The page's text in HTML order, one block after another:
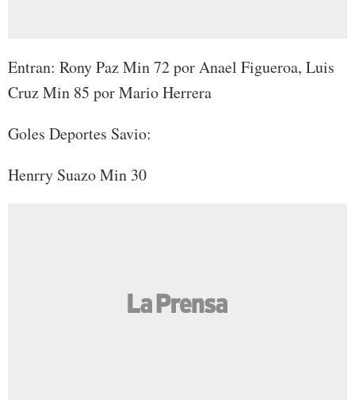
Entran: Rony Paz Min 72 por Anael Figueroa, Luis
Cruz Min 85 por Mario Herrera
Goles Deportes Savio:
Henrry Suazo Min 30